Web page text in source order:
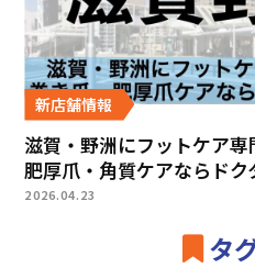
新店舗情報
滋賀・野洲にフットケア専
肥厚爪・角質ケアならド
2026.04.23
タ